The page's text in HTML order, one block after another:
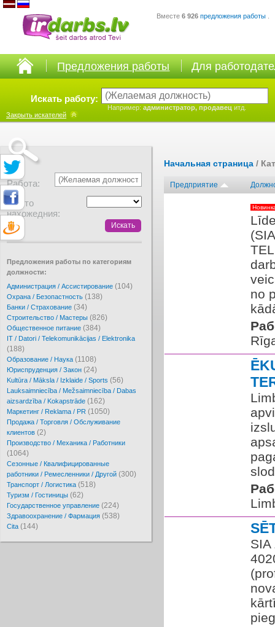
Вместе 6 926 предложения работы
Предложения работы Для
Искать работу:
Например: администратор, продавец итд.
Закрыть искателей
Работа:
Место
нахожедния:
Предложения работы по категориям
должности:
Администрация / Ассистирование (104)
Охрана / Безопастность (138)
Банки / Страхование (34)
Cтроительство / Мастеры (826)
Oбщественное питание (384)
IT / Datori / Telekomunikācijas / Elektronika
(188)
Образование / Наука (1108)
Юриспруденция / Закон (24)
Kultūra / Māksla / Izklaide / Sports (56)
Lauksaimniecība / Mežsaimniecība / Dabas
aizsardzība / Kokapstrāde (162)
Маркетинг / Reklama / PR (1050)
Продажа / Торговля / Обслуживание
клиентов (2)
Производство / Механика / Работники
(1064)
Сезонные / Квалифицированные
работники / Ремесленники / Другой (300)
Транспорт / Логистика (518)
Туризм / Гостиницы (62)
Государственное управление (224)
Здравоохранение / Фармация (538)
Cita (144)
Начальная страница /
Предприятие
no